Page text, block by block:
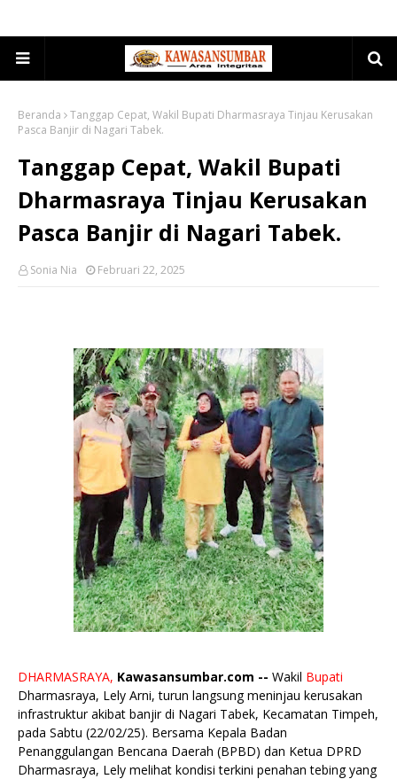
Beranda
Tanggap Cepat, Wakil Bupati Dharmasraya Tinjau Kerusakan
Pasca Banjir di Nagari Tabek.
Tanggap Cepat, Wakil Bupati
Dharmasraya Tinjau Kerusakan
Pasca Banjir di Nagari Tabek.
Sonia Nia Februari 22, 2025
DHARMASRAYA, Kawasansumbar.com -- Wakil Bupati
Dharmasraya, Lely Arni, turun langsung meninjau kerusakan
infrastruktur akibat banjir di Nagari Tabek, Kecamatan Timpeh,
pada Sabtu (22/02/25). Bersama Kepala Badan
Penanggulangan Bencana Daerah (BPBD) dan Ketua DPRD
Dharmasraya, Lely melihat kondisi terkini penahan tebing yang